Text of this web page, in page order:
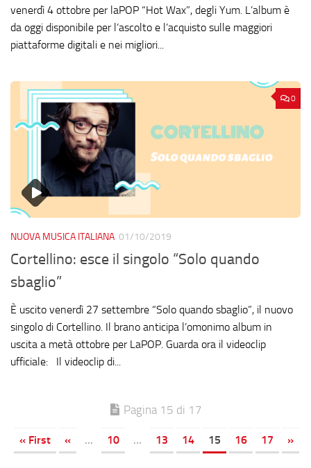
venerdì 4 ottobre per laPOP “Hot Wax”, degli Yum. L’album è
da oggi disponibile per l’ascolto e l’acquisto sulle maggiori
piattaforme digitali e nei migliori...
0
NUOVA MUSICA ITALIANA 01/10/2019
Cortellino: esce il singolo “Solo quando
sbaglio”
È uscito venerdì 27 settembre “Solo quando sbaglio”, il nuovo
singolo di Cortellino. Il brano anticipa l’omonimo album in
uscita a metà ottobre per LaPOP. Guarda ora il videoclip
ufficiale: Il videoclip di...
Pagina 15 di 17
« First « ... 10 ... 13 14 15 16 17 »